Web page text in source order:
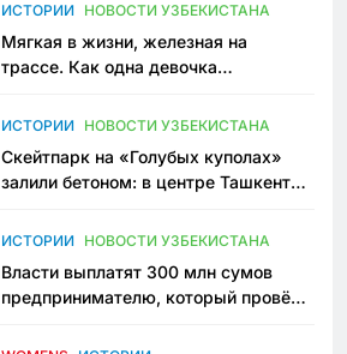
ИСТОРИИ НОВОСТИ УЗБЕКИСТАНА
Мягкая в жизни, железная на
трассе. Как одна девочка
Узбекистане
ИСТОРИИ НОВОСТИ УЗБЕКИСТАНА
Скейтпарк на «Голубых куполах»
залили бетоном: в центре Ташкента
пространство
ИСТОРИИ НОВОСТИ УЗБЕКИСТАНА
Власти выплатят 300 млн сумов
предпринимателю, который провёл
приговору